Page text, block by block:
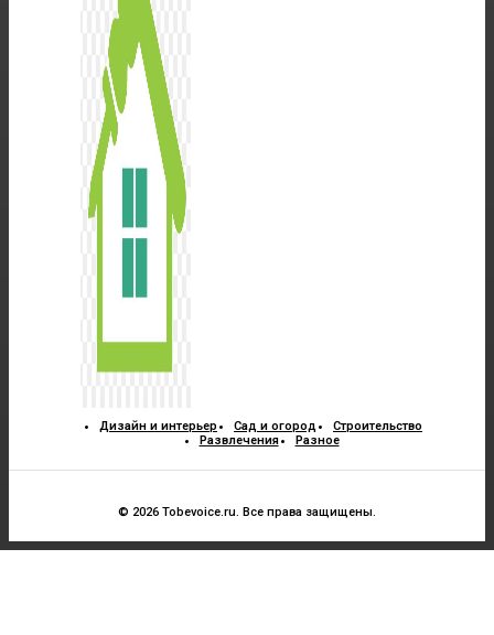
Дизайн и интерьер Сад и огород
Строительство
Развлечения
Разное
© 2026 Tobevoice.ru. Все права защищены.